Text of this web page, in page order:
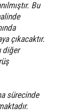
Bu
çıkacaktır.
diğer
sürecinde